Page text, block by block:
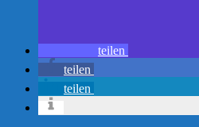
teilen
teilen
teilen